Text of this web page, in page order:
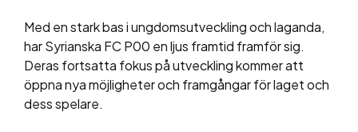
Med en stark bas i ungdomsutveckling och laganda,
har Syrianska FC P00 en ljus framtid framför sig.
Deras fortsatta fokus på utveckling kommer att
öppna nya möjligheter och framgångar för laget och
dess spelare.